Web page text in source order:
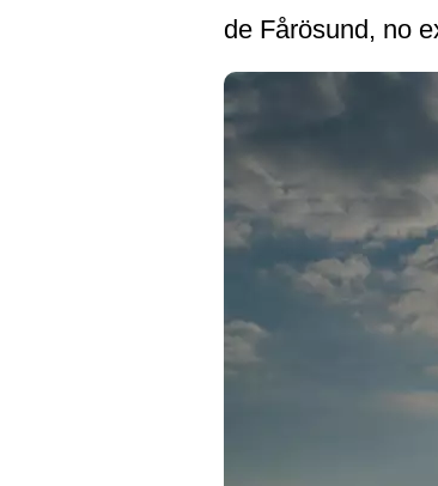
de Fårösund, no